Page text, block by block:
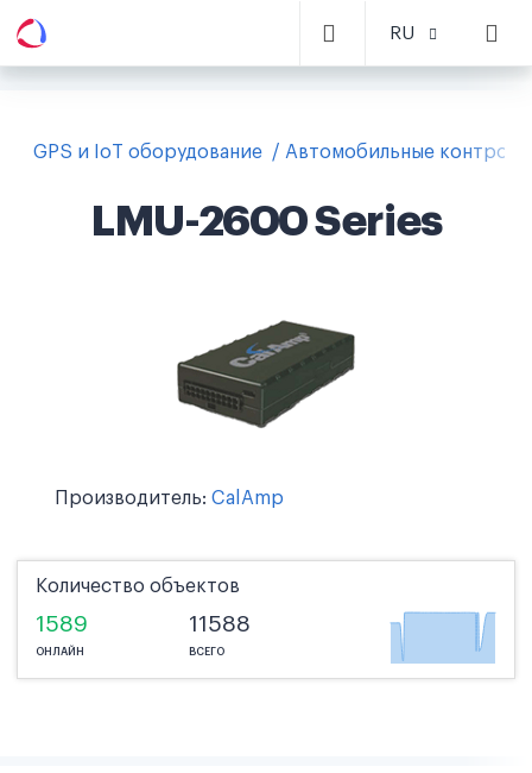
RU
GPS и IoT оборудование Автомобильные
LMU-2600 Series
Производитель: CalAmp
Количество объектов
1589
ОНЛАЙН
11588
ВСЕГО